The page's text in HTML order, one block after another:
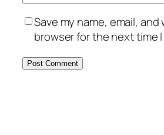
Save my name, email,
browser for the next time